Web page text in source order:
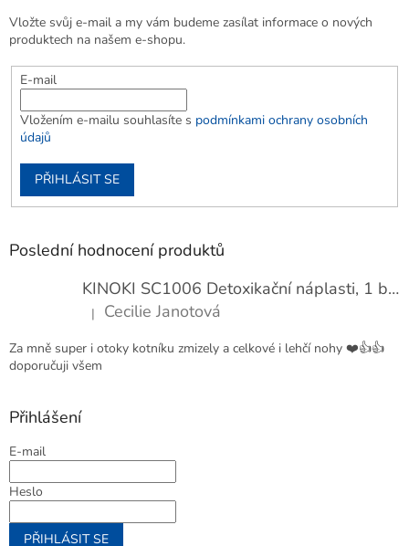
Vložte svůj e-mail a my vám budeme zasílat informace o nových
produktech na našem e-shopu.
E-mail
Vložením e-mailu souhlasíte s podmínkami ochrany osobních
údajů
PŘIHLÁSIT SE
Poslední hodnocení produktů
KINOKI SC1006 Detoxikační náplasti, 1 balení - 10 ks
Hodnocení produktu je 4 z 5 hvězdiček.
| Cecilie Janotová
Za mně super i otoky kotníku zmizely a celkové i lehčí nohy ❤️👍👍
doporučuji všem
Přihlášení
E-mail
Heslo
PŘIHLÁSIT SE